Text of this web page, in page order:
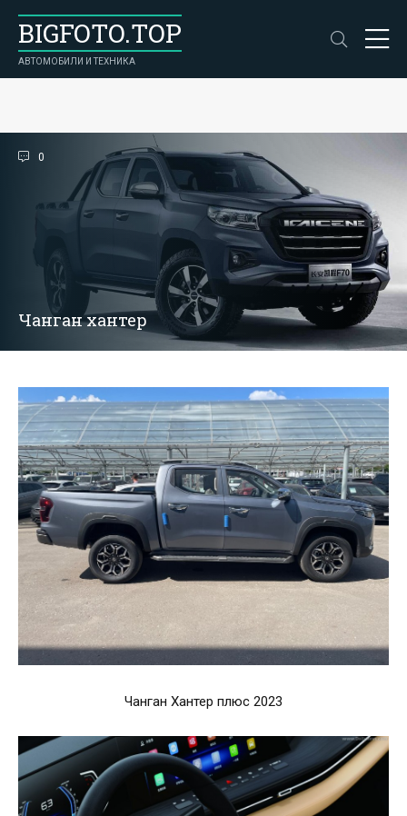
BIGFOTO.TOP
АВТОМОБИЛИ И ТЕХНИКА
0
Чанган хантер
Чанган Хантер плюс 2023